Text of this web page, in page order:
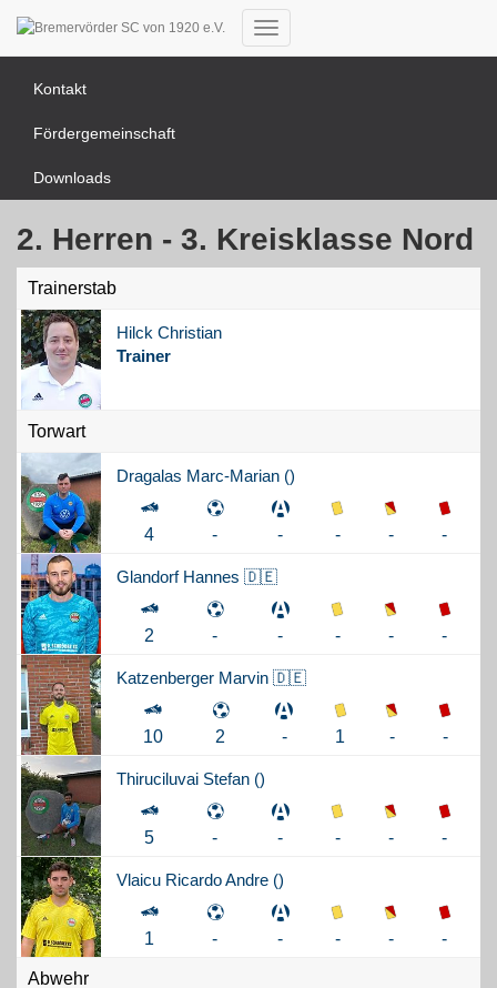
Kontakt
Fördergemeinschaft
Downloads
Navigation
2. Herren - 3. Kreisklasse Nord
Trainerstab
Hilck Christian
Trainer
Torwart
Dragalas Marc-Marian ()
4 - - - - -
GlandorfHannes 🇩🇪
2 - - - - -
Katzenberger Marvin 🇩🇪
10 2 - 1 - -
Thiruciluvai Stefan ()
5 - - - - -
Vlaicu Ricardo Andre ()
1 - - - - -
Abwehr